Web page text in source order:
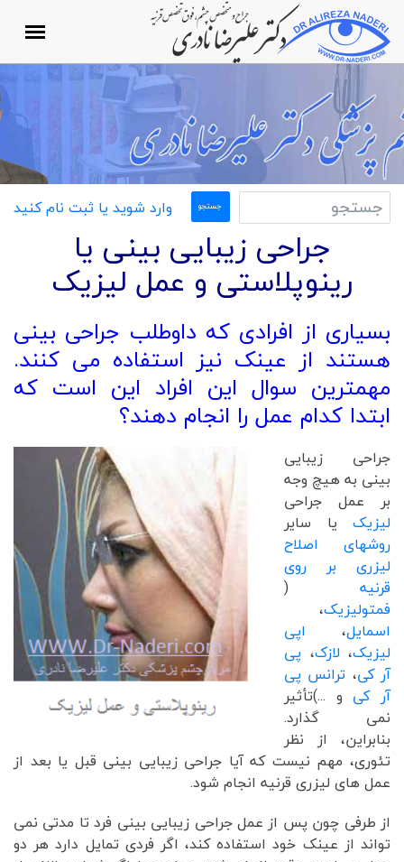
وارد شوید یا ثبت نام کنید
جراحی زیبایی بینی یا
رینوپلاستی و عمل لیزیک
بسیاری از افرادی که داوطلب جراحی بینی
هستند از عینک نیز استفاده می کنند.
مهمترین سوال این افراد این است که
ابتدا کدام عمل را انجام دهند؟
جراحی زیبایی
بینی به هیچ وجه
بر عمل جراحی
لیزیک یا سایر
روشهای اصلاح
لیزری بر روی
قرنیه (
فمتولیزیک،
اسمایل، اپی
لیزیک، لازک، پی
آر کی، ترانس پی
آر کی و ...)تأثیر
نمی گذارد.
بنابراین، از نظر
تئوری، مهم نیست که آیا جراحی زیبایی بینی قبل یا بعد از
عمل های لیزری قرنیه انجام شود.
از طرفی چون پس از عمل جراحی زیبایی بینی فرد تا مدتی نمی
تواند از عینک خود استفاده کند، اگر فردی تمایل دارد هر دو